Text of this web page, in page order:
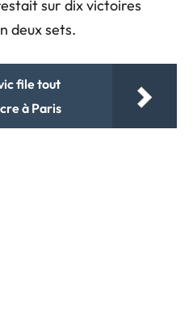
sur dix victoires
deux sets.
file tout
à Paris